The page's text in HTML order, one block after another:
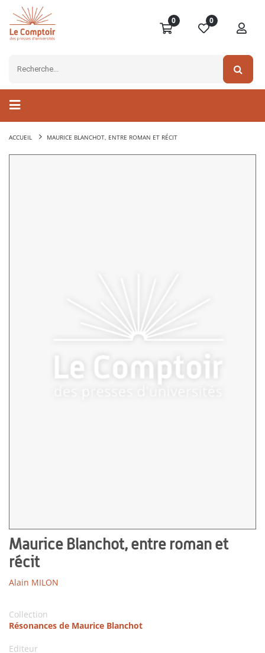
0 0
ACCUEIL MAURICE BLANCHOT, ENTRE ROMAN ET RÉCIT
Maurice Blanchot, entre roman et
récit
Alain MILON
Collection
Résonances de Maurice Blanchot
Editeur